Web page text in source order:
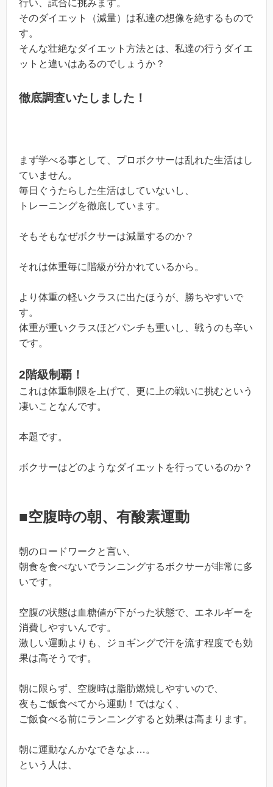
行い、試合に挑みます。
そのダイエット（減量）は私達の想像を絶するもので
す。
そんな壮絶なダイエット方法とは、私達の行うダイエ
ットと違いはあるのでしょうか？
徹底調査いたしました！
まず学べる事として、プロボクサーは乱れた生活はし
ていません。
毎日ぐうたらした生活はしていないし、
トレーニングを徹底しています。
そもそもなぜボクサーは減量するのか？
それは体重毎に階級が分かれているから。
より体重の軽いクラスに出たほうが、勝ちやすいで
す。
体重が重いクラスほどパンチも重いし、戦うのも辛い
です。
2階級制覇！
これは体重制限を上げて、更に上の戦いに挑むという
凄いことなんです。
本題です。
ボクサーはどのようなダイエットを行っているのか？
■空腹時の朝、有酸素運動
朝のロードワークと言い、
朝食を食べないでランニングするボクサーが非常に多
いです。
空腹の状態は血糖値が下がった状態で、エネルギーを
消費しやすいんです。
激しい運動よりも、ジョギングで汗を流す程度でも効
果は高そうです。
朝に限らず、空腹時は脂肪燃焼しやすいので、
夜もご飯食べてから運動！ではなく、
ご飯食べる前にランニングすると効果は高まります。
朝に運動なんかなできなよ…。
という人は、